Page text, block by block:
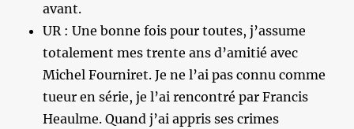
avant.
UR : Une bonne fois pour toutes, j’assume
totalement mes trente ans d’amitié avec
Michel Fourniret. Je ne l’ai pas connu comme
tueur en série, je l’ai rencontré par Francis
Heaulme. Quand j’ai appris ses crimes